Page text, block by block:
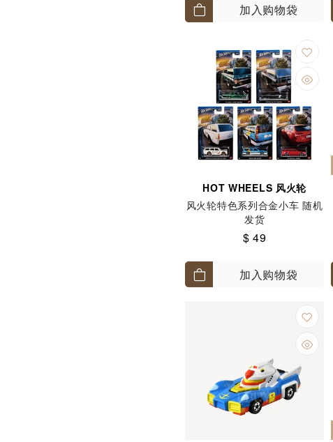
加入购物袋
HOT WHEELS 风火轮
风火轮特色系列合金小车 随机
发货
$ 49
加入购物袋